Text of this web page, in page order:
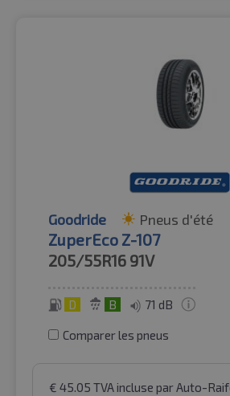
Goodride Pneus d'été
ZuperEco Z-107
205/55R16 91V
D B 71 dB
Comparer les pneus
€ 45.05 TVA incluse par Auto-